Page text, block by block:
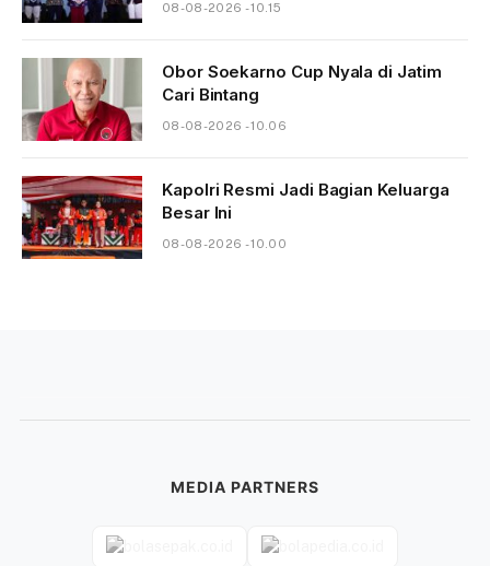
08-08-2026 - 10.15
Obor Soekarno Cup Nyala di Jatim
Cari Bintang
08-08-2026 - 10.06
Kapolri Resmi Jadi Bagian Keluarga
Besar Ini
08-08-2026 - 10.00
MEDIA PARTNERS